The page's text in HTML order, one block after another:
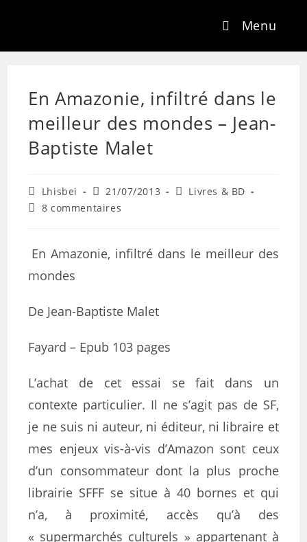
Menu
En Amazonie, infiltré dans le
meilleur des mondes – Jean-
Baptiste Malet
Lhisbei 21/07/2013
Livres & BD
8 commentaires
En Amazonie, infiltré dans le meilleur des
mondes
De Jean-Baptiste Malet
Fayard – Epub 103 pages
L’achat de cet essai se fait dans un
contexte particulier. Il ne s’agit pas de SF,
je ne suis ni auteur, ni éditeur, ni libraire et
mes enjeux vis-à-vis d’Amazon sont ceux
d’un consommateur dont la plus proche
librairie SFFF se situe à 40 bornes et qui
n’a, à proximité, accès qu’à des
« supermarchés culturels » appartenant à